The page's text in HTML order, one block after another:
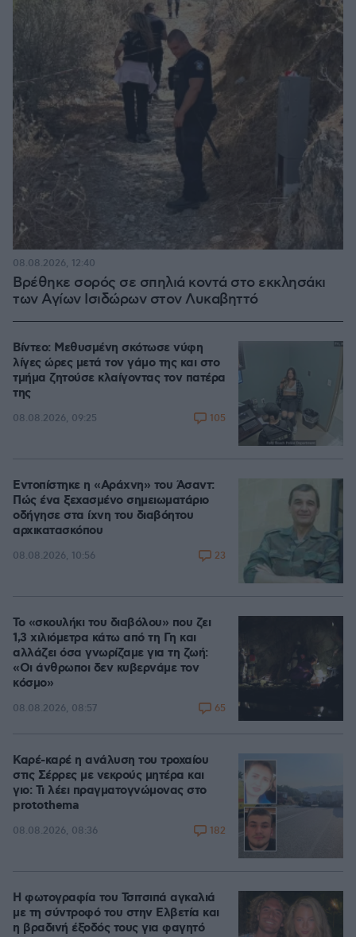
Βρέθηκε σορός σε σπηλιά κοντά στο εκκλησάκι
των Αγίων Ισιδώρων στον Λυκαβηττό
08.08.2026, 12:40
Βίντεο: Μεθυσμένη σκότωσε νύφη
λίγες ώρες μετά τον γάμο της και στο
τμήμα ζητούσε κλαίγοντας τον πατέρα
της
08.08.2026, 09:25 105
Εντοπίστηκε η «Αράχνη» του Άσαντ:
Πώς ένα ξεχασμένο σημειωματάριο
οδήγησε στα ίχνη του διαβόητου
αρχικατασκόπου
08.08.2026, 10:56 23
Το «σκουλήκι του διαβόλου» που ζει
1,3 χιλιόμετρα κάτω από τη Γη και
αλλάζει όσα γνωρίζαμε για τη ζωή:
«Οι άνθρωποι δεν κυβερνάμε τον
κόσμο»
08.08.2026, 08:57 65
Καρέ-καρέ η ανάλυση του τροχαίου
στις Σέρρες με νεκρούς μητέρα και
γιο: Τι λέει πραγματογνώμονας στο
protothema
08.08.2026, 08:36 182
Η φωτογραφία του Τσιτσιπά αγκαλιά
με τη σύντροφό του στην Ελβετία και
η βραδινή έξοδός τους για φαγητό